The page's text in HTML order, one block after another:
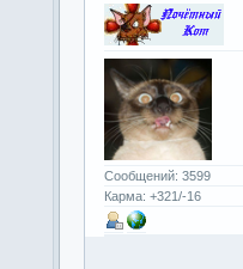
Сообщений: 3599
Карма: +321/-16